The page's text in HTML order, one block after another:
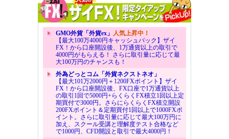
GMO外貨「外貨ex」 人気上昇中！
【最大100万4000円キャッシュバック】ザイ
FX！から口座開設後、1万通貨以上の取引で
4000円がもらえる！ さらに取引量に応じて最
大100万円のチャンスも！
外為どっとコム「外貨ネクストネオ」
【最大101万2000円＋1200FXポイント】ザイ
FX！から口座開設後、FX口座で1万通貨以上
の取引1回で5000円+らくらくFX積立1回以上定
期買付で3000円。さらにらくらくFX積立開設
200FXポイント＆定期買付1回以上で1000FXポ
イント。さらに取引量に応じて最大100万円に
加え、スクール受講と理解度テスト合格など
で1000円、CFD開設と取引で最大4000円！